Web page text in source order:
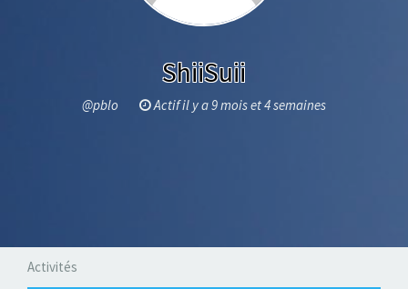
ShiiSuii
@pblo Actif il y a 9 mois et 4 semaines
Activités